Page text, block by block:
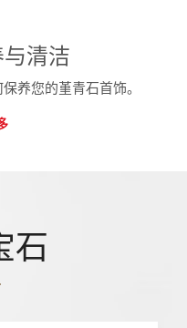
清洁
养您的堇青石首饰。
石